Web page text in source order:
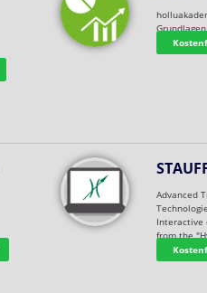
Grundlagen
Advanced
Interactive
from the